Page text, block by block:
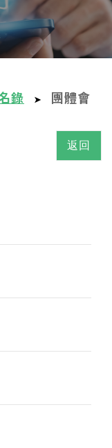
錄 ➤
團體會
返回